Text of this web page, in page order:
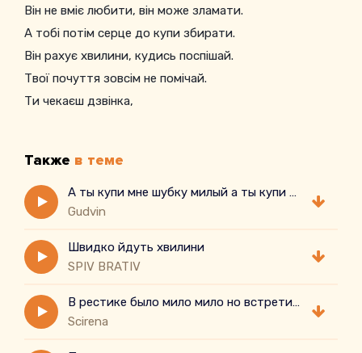
Він не вміє любити, він може зламати.
А тобі потім серце до купи збирати.
Він рахує хвилини, кудись поспішай.
Твої почуття зовсім не помічай.
Ти чекаєш дзвінка,
Также в теме
А ты купи мне шубку милый а ты купи купи
Gudvin
Швидко йдуть хвилини
SPIV BRATIV
В рестике было мило мило но встретил хостес
Scirena